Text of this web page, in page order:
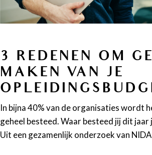
3 REDENEN OM
MAKEN VAN JE
In bijna 40% van de organisaties wordt
geheel besteed. Waar besteed jij dit
Uit een gezamenlijk onderzoek van